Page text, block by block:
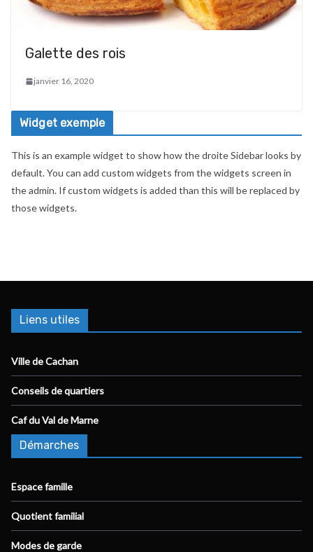
Galette des rois
janvier 16, 2020
Widget exemple
This is an example widget to show how the droite Sidebar looks by
default. You can add custom widgets from the widgets screen in
the admin. If custom widgets is added than this will be replaced by
those widgets.
Liens utiles
Ville de Cachan
Conseils de quartiers
Caf du Val de Marne
Démarches
Espace famille
Quotient familial
Modes de garde